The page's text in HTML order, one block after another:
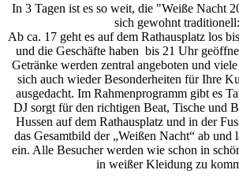
In 3 Tagen ist es so weit, die "Weiße Nacht
sich gewohnt traditionell:
Ab ca. 17 geht es auf dem Rathausplatz los
und die Geschäfte haben bis 21 Uhr
Getränke werden zentral angeboten und
sich auch wieder Besonderheiten für Ihre
ausgedacht. Im Rahmenprogramm gibt es
DJ sorgt für den richtigen Beat, Tische und
Hussen auf dem Rathausplatz und in der
das Gesamtbild der „Weißen Nacht“ ab und
ein. Alle Besucher werden wie schon in
in weißer Kleidung zu